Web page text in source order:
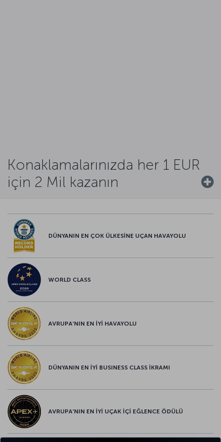
Konaklamalarınızda her 1 EUR
için 2 Mil kazanın
DÜNYANIN EN ÇOK ÜLKESİNE UÇAN HAVAYOLU
WORLD CLASS
AVRUPA’NIN EN İYİ HAVAYOLU
DÜNYANIN EN İYİ BUSINESS CLASS İKRAMI
AVRUPA’NIN EN İYİ UÇAK İÇİ EĞLENCE ÖDÜLÜ